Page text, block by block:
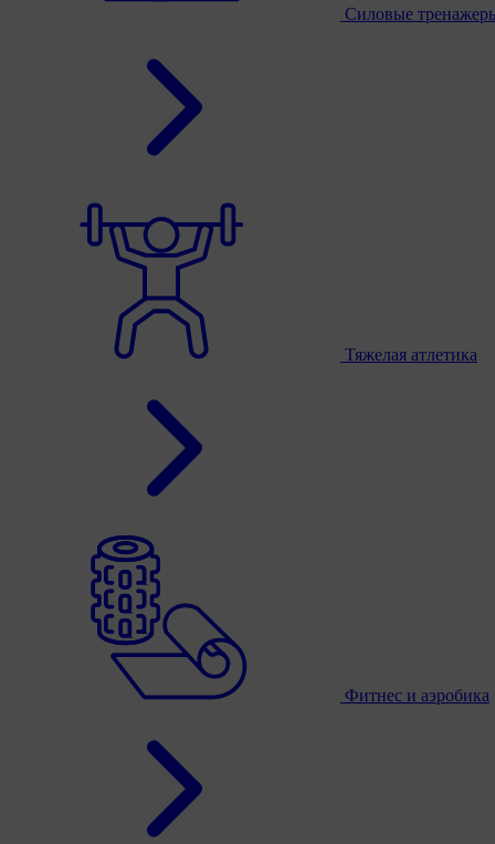
Силовые
Тяжелая атлетика
Фитнес и аэробика